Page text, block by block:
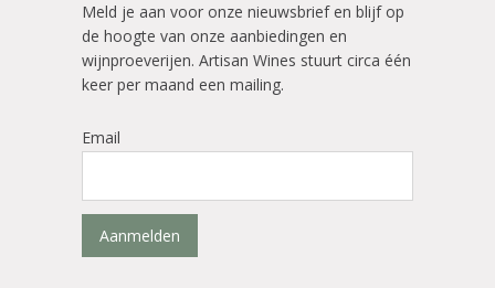
Meld je aan voor onze nieuwsbrief en blijf op
de hoogte van onze aanbiedingen en
wijnproeverijen. Artisan Wines stuurt circa één
keer per maand een mailing.
Email
Aanmelden